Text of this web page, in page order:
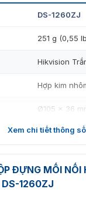
trở nên đơn
cọc kết nối có vít để
nhiều loại cáp
DS-1260ZJ
251 g (0,55
Hikvision
Hợp kim
Ø105 × 36
Hộp nối cho
Xem chi tiết thông số
ĐỰNG MỐI
DS-1260ZJ